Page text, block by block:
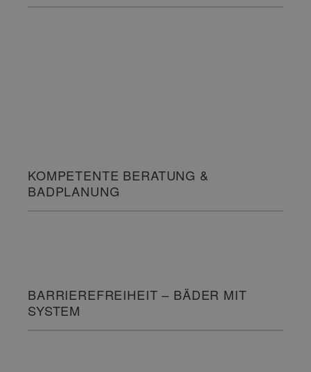
KOMPETENTE BERATUNG &
BADPLANUNG
BARRIEREFREIHEIT – BÄDER MIT
SYSTEM